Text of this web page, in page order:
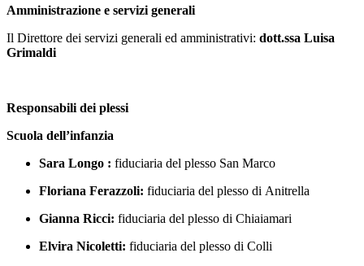
Amministrazione e servizi generali
Il Direttore dei servizi generali ed amministrativi: dott.ssa Luisa
Grimaldi
Responsabili dei plessi
Scuola dell’infanzia
Sara Longo : fiduciaria del plesso San Marco
Floriana Ferazzoli: fiduciaria del plesso di Anitrella
Gianna Ricci: fiduciaria del plesso di Chiaiamari
Elvira Nicoletti: fiduciaria del plesso di Colli